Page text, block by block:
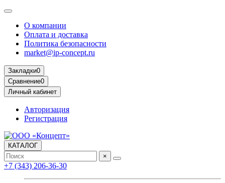
О компании
Оплата и доставка
Политика безопасности
market@ip-concept.ru
Закладки0
Сравнение0
Личный кабинет
Авторизация
Регистрация
КАТАЛОГ
×
+7 (343) 206-36-30